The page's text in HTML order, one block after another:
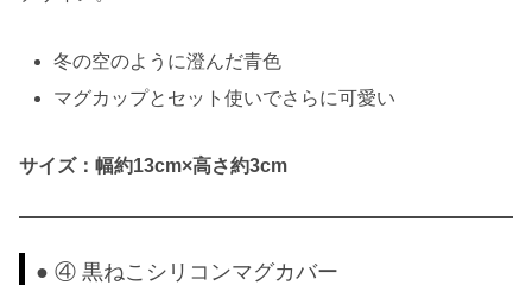
冬の空のように澄んだ青色
マグカップとセット使いでさらに可愛い
サイズ：幅約13cm×高さ約3cm
● ④ 黒ねこシリコンマグカバー